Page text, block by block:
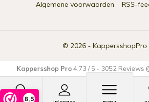
8,5
© 2026 - KappersshopPro
Algemene voorwaarden RSS-
Kappersshop Pro4.73 /5 - 3052 Reviews